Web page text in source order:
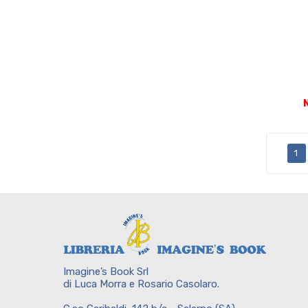
1
Imagine’s Book Srl
di Luca Morra e Rosario Casolaro.